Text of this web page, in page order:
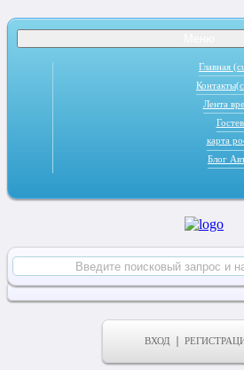
Главная
Контакты
Лента
карта
Блог
ВХОД